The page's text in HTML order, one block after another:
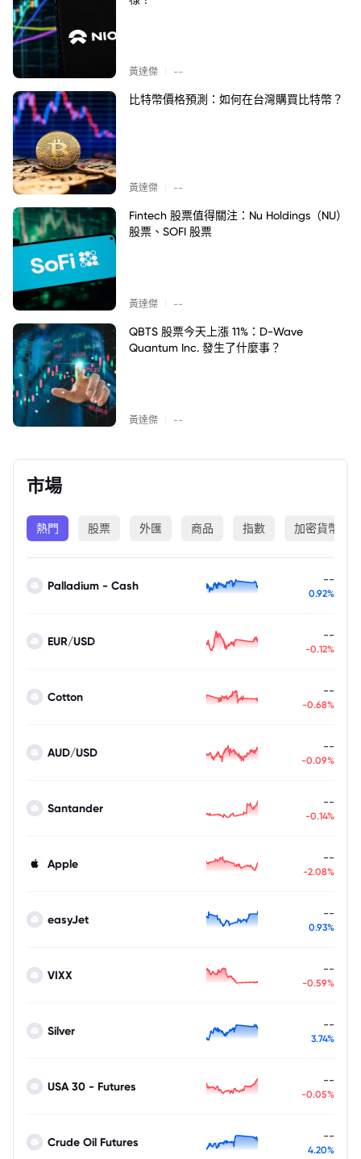
黃達傑 --
比特幣價格預測：如何在台灣購買比特幣？
黃達傑 --
Fintech 股票值得關注：Nu Holdings（NU）
股票、SOFI 股票
黃達傑 --
QBTS 股票今天上漲 11%：D-Wave
Quantum Inc. 發生了什麼事？
黃達傑 --
市場
熱門 股票 外匯 商品 指數 加密貨幣
Palladium - Cash --
0.92%
EUR/USD --
-0.12%
Cotton --
-0.68%
AUD/USD --
-0.09%
Santander --
-0.14%
Apple --
-2.08%
easyJet --
0.93%
VIXX --
-0.59%
Silver --
3.74%
USA 30 - Futures --
-0.05%
Crude Oil Futures --
4.20%